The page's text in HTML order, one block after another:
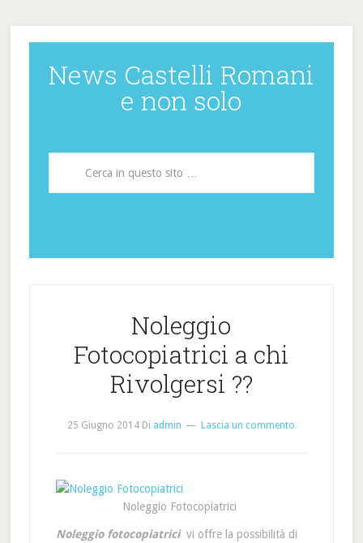
News Castelli Romani
e non solo
Noleggio
Fotocopiatrici a chi
Rivolgersi ??
25 Giugno 2014 Di admin Lascia un commento
Noleggio Fotocopiatrici
Noleggio fotocopiatrici vi offre la possibilità di